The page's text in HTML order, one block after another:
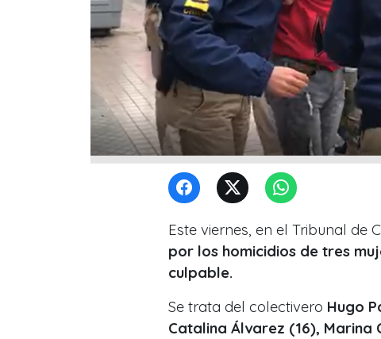
Este viernes, en el Tribunal de
por los homicidios de tres
culpable.
Se trata del colectivero Hugo
Catalina Álvarez (16),